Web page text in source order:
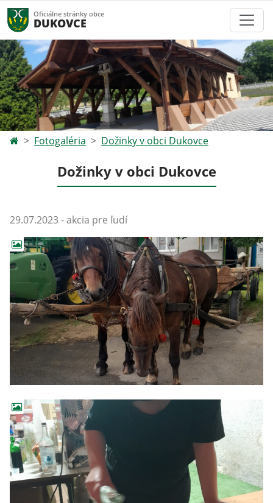
Oficiálne stránky obce
DUKOVCE
Fotogaléria Dožinky v obci Dukovce
Dožinky v obci Dukovce
29.07.2023 - akcia pre ľudí